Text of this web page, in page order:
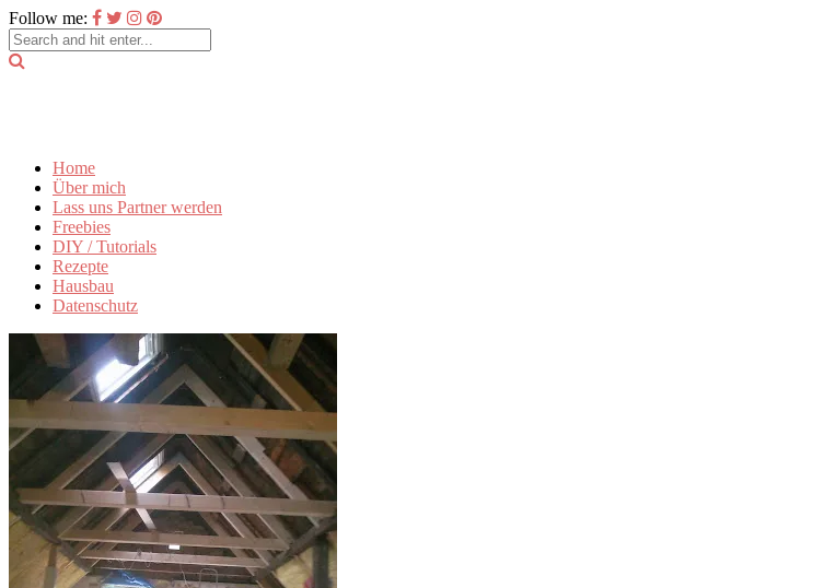
Follow me:
Home
Über mich
Lass uns Partner werden
Freebies
DIY / Tutorials
Rezepte
Hausbau
Datenschutz